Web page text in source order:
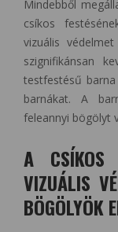
Mindebből
csíkos
vizuális
szignifikánsan
testfestésű
barnákat. A
feleannyi bögölyt
A CSÍKOS
VIZUÁLIS
BÖGÖLYÖK